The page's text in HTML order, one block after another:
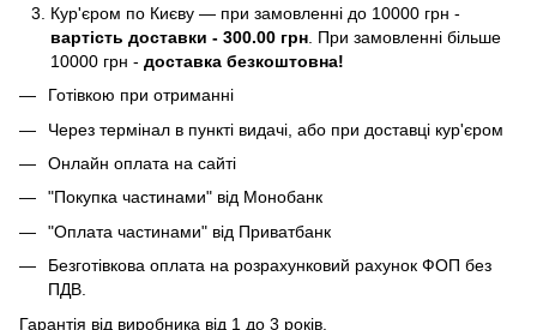
Кур'єром по Києву — при замовленні до 10000 грн -
вартість доставки - 300.00 грн . При замовленні більше
10000 грн - доставка безкоштовна!
Готівкою при отриманні
Через термінал в пункті видачі, або при доставці кур'єром
Онлайн оплата на сайті
"Покупка частинами" від Монобанк
"Оплата частинами" від Приватбанк
Безготівкова оплата на розрахунковий рахунок ФОП без
ПДВ.
Гарантія від виробника від 1 до 3 років.